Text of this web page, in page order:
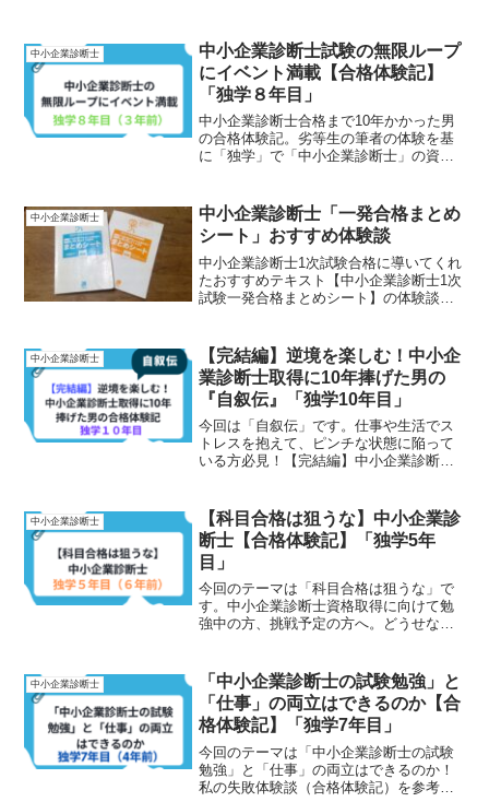
中小企業診断士
中小企業診断士試験の無限ループ
にイベント満載【合格体験記】
「独学８年目」
中小企業診断士合格まで10年かかった男
の合格体験記。劣等生の筆者の体験を基
に「独学」で「中小企業診断士」の資格
中小企業診断士
中小企業診断士「一発合格まとめ
シート」おすすめ体験談
中小企業診断士1次試験合格に導いてくれ
たおすすめテキスト【中小企業診断士1次
試験一発合格まとめシート】の体験談を
中小企業診断士
【完結編】逆境を楽しむ！中小企
業診断士取得に10年捧げた男の
『自叙伝』「独学10年目」
今回は「自叙伝」です。仕事や生活でス
トレスを抱えて、ピンチな状態に陥って
いる方必見！【完結編】中小企業診断士
中小企業診断士
【科目合格は狙うな】中小企業診
断士【合格体験記】「独学5年
目」
今回のテーマは「科目合格は狙うな」で
す。中小企業診断士資格取得に向けて勉
強中の方、挑戦予定の方へ。どうせなら
お役立ち情報をお伝えします。
中小企業診断士
「中小企業診断士の試験勉強」と
「仕事」の両立はできるのか【合
格体験記】「独学7年目」
今回のテーマは「中小企業診断士の試験
勉強」と「仕事」の両立はできるのか！
私の失敗体験談（合格体験記）を参考に